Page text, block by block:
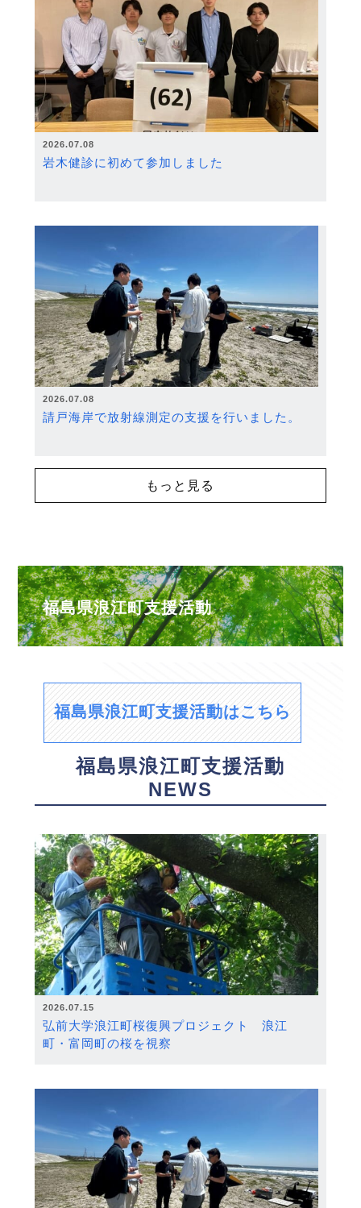
2026.07.08
岩木健診に初めて参加しました
2026.07.08
請戸海岸で放射線測定の支援を行いました。
もっと見る
福島県浪江町支援活動
福島県浪江町支援活動はこちら
福島県浪江町支援活動
NEWS
2026.07.15
弘前大学浪江町桜復興プロジェクト 浪江
町・富岡町の桜を視察